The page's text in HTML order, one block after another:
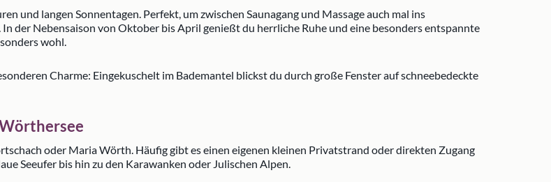
und langen Sonnentagen. Perfekt, um zwischen Saunagang und Massage auch mal ins
der Nebensaison von Oktober bis April genießt du herrliche Ruhe und eine besonders entspannte
wohl.
Charme: Eingekuschelt im Bademantel blickst du durch große Fenster auf schneebedeckte
oder Maria Wörth. Häufig gibt es einen eigenen kleinen Privatstrand oder direkten Zugang
Seeufer bis hin zu den Karawanken oder Julischen Alpen.